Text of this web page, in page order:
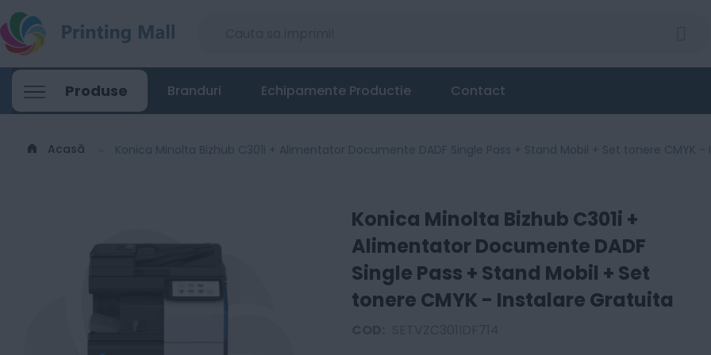
Produse Branduri Echipamente Productie Contact
Acasă Konica Minolta Bizhub C301i + Alimentator Documente DADF Single Pass + Stand Mobil + Set tonere CMYK -
Konica Minolta Bizhub C301i +
Alimentator Documente DADF
Single Pass + Stand Mobil + Set
tonere CMYK - Instalare Gratuita
Konica Minolta Bizhub C301i + Alimentator Documente DADF Single Pass + Stand Mobil + Set
26399 01 Lei